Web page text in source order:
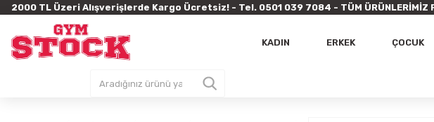
2000 TL Üzeri Alışverişlerde Kargo Ücretsiz! - Tel. 0501 039 7084 - TÜM ÜRÜNLERİMİZ
KADIN ERKEK ÇOCUK